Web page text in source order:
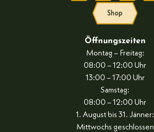
Shop
Öffnungszeiten
Montag – Freitag:
08:00 – 12:00 Uhr
13:00 – 17:00 Uhr
Samstag:
08:00 – 12:00 Uhr
1. August bis 31. Jänner:
Mittwochs geschlossen